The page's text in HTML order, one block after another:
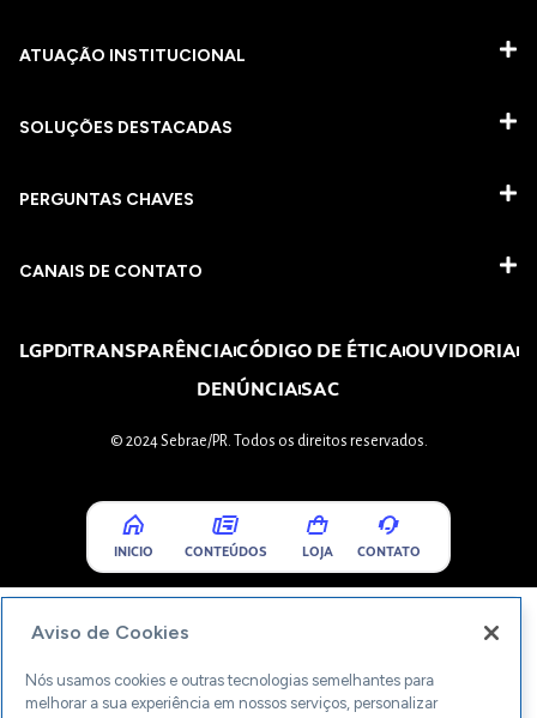
ATUAÇÃO INSTITUCIONAL
SOLUÇÕES DESTACADAS
PERGUNTAS CHAVES​
CANAIS DE CONTATO
LGPDTRANSPARÊNCIACÓDIGO DE ÉTICAOUVIDORIA
DENÚNCIASAC
© 2024 Sebrae/PR. Todos os direitos reservados.
INICIO CONTEÚDOS LOJA CONTATO
Aviso de Cookies
Nós usamos cookies e outras tecnologias semelhantes para
melhorar a sua experiência em nossos serviços, personalizar